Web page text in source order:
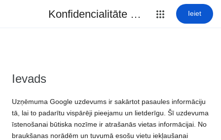
Konfidencialitāte un noteikumi Ieiet
Ievads
Uzņēmuma Google uzdevums ir sakārtot pasaules informāciju
tā, lai to padarītu vispārēji pieejamu un lietderīgu. Šī uzdevuma
īstenošanai būtiska nozīme ir atrašanās vietas informācijai. No
braukšanas norādēm un tuvumā esošu vietu iekļaušanai